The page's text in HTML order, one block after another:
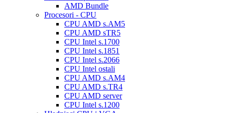
AMD Bundle
Procesori - CPU
CPU AMD s.AM5
CPU AMD sTR5
CPU Intel s.1700
CPU Intel s.1851
CPU Intel s.2066
CPU Intel ostali
CPU AMD s.AM4
CPU AMD s.TR4
CPU AMD server
CPU Intel s.1200